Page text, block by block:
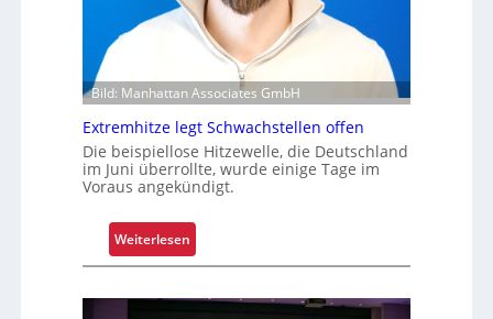
e
r
u
g
u
m
f
a
s
s
n
Bild: Manhattan Associates GmbH
Extremhitze legt Schwachstellen offen
Die beispiellose Hitzewelle, die Deutschland
im Juni überrollte, wurde einige Tage im
Voraus angekündigt.
Weiterlesen
E
t